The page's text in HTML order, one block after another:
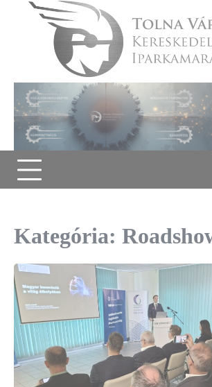
Tolna Vármegyei
Iparkamara
Kategória: